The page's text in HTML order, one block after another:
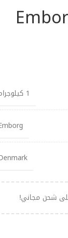
1 كيلوجرام
شحن مجاني!